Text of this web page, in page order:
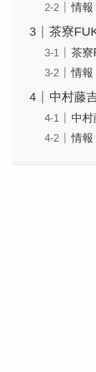
情報
茶寮
茶寮
情報
中村藤
中
情報